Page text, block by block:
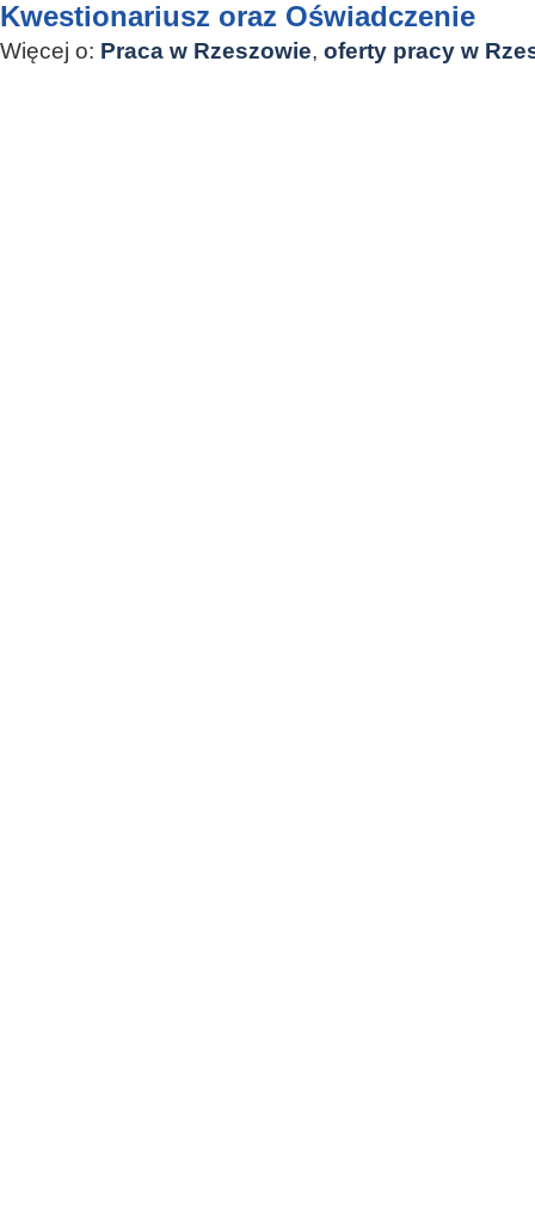
Kwestionariusz oraz Oświadczenie
Więcej o: Praca w Rzeszowie, oferty pracy w